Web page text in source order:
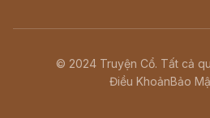
© 2024 Truyện Cổ. Tất cả
Điều KhoảnBảo